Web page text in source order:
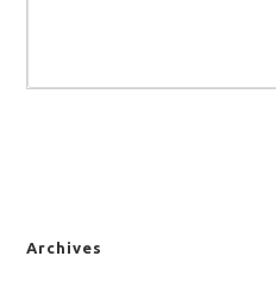
Archives